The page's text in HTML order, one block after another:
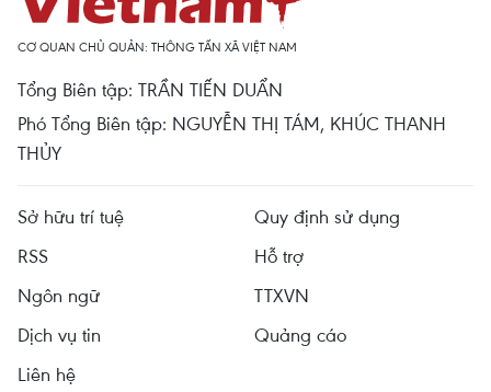
CƠ QUAN CHỦ QUẢN: THÔNG TẤN XÃ VIỆT NAM
Tổng Biên tập: TRẦN TIẾN DUẨN
Phó Tổng Biên tập: NGUYỄN THỊ TÁM, KHÚC THANH
THỦY
Sở hữu trí tuệ
Quy định sử dụng
RSS
Hỗ trợ
Ngôn ngữ
TTXVN
Dịch vụ tin
Quảng cáo
Liên hệ